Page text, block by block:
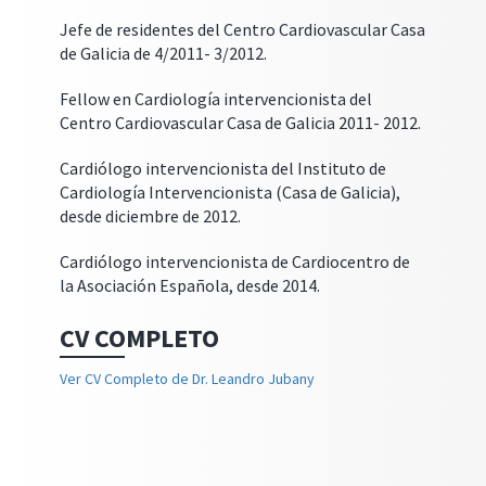
Jefe de residentes del Centro Cardiovascular Casa
de Galicia de 4/2011- 3/2012.
Fellow en Cardiología intervencionista del
Centro Cardiovascular Casa de Galicia 2011- 2012.
Cardiólogo intervencionista del Instituto de
Cardiología Intervencionista (Casa de Galicia),
desde diciembre de 2012.
Cardiólogo intervencionista de Cardiocentro de
la Asociación Española, desde 2014.
CV COMPLETO
Ver CV Completo de Dr. Leandro Jubany